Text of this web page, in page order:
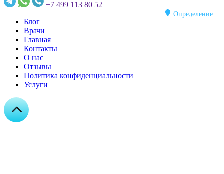
+7 499 113 80 52
Определение...
Блог
Врачи
Главная
Контакты
О нас
Отзывы
Политика конфиденциальности
Услуги